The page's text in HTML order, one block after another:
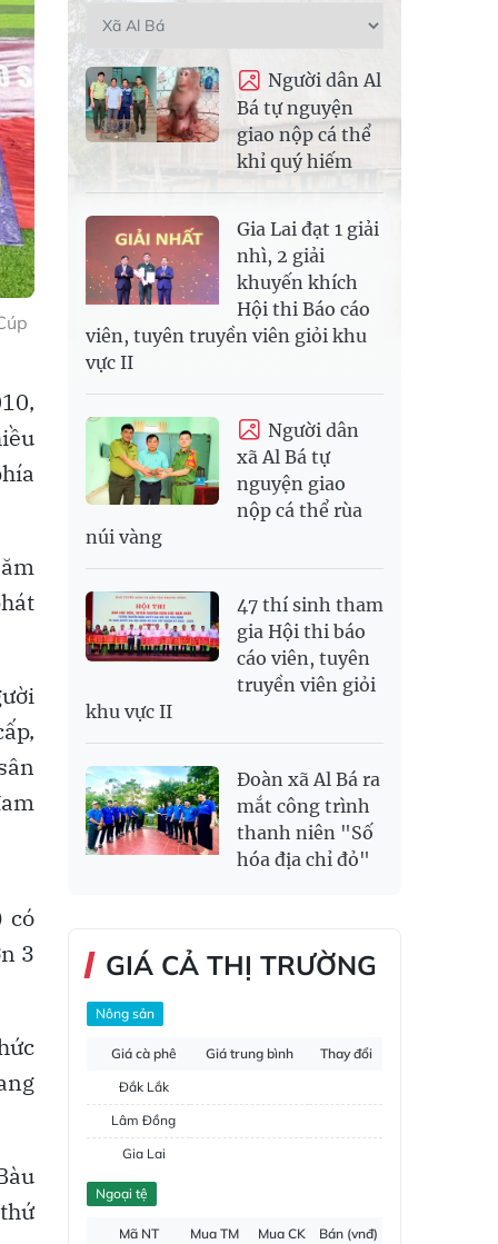
có
3
Người dân Al
Bá tự nguyện
giao nộp cá thể
khỉ quý hiếm
Gia Lai đạt 1 giải
nhì, 2 giải
khuyến khích
Hội thi Báo cáo
viên, tuyên truyền viên giỏi khu
vực II
Người dân
xã Al Bá tự
nguyện giao
nộp cá thể rùa
núi vàng
47 thí sinh tham
gia Hội thi báo
cáo viên, tuyên
truyền viên giỏi
khu vực II
Đoàn xã Al Bá ra
mắt công trình
thanh niên "Số
hóa địa chỉ đỏ"
GIÁ CẢ THỊ TRƯỜNG
Nông sản
Giá cà phê Giá trung bình
Thay đổi
Đắk Lắk
Lâm Đồng
Gia Lai
Đắk Nông
Ngoại tệ
Mã NT Mua TM Mua CK
Bán (vnđ)